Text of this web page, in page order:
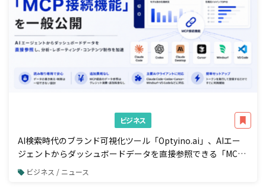
ビジネス
AI検索時代のブランド可視化ツール「Optyino.ai」、AIエー
ジェントからダッシュボードデータを直接参照できる「MCP
接続」機能を一般公開
ビジネス / ニュース